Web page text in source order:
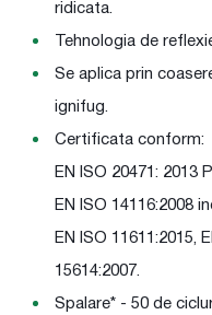
ridicata.
Tehnologia de
Se aplica prin
ignifug.
Certificata conform:
EN ISO 20471: 2013
EN ISO 14116:2008
EN ISO 11611:2015,
15614:2007.
Spalare* - 50 de